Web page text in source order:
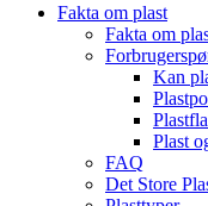
Fakta om plast
Fakta om
Kan
Plast
FAQ
Det Store